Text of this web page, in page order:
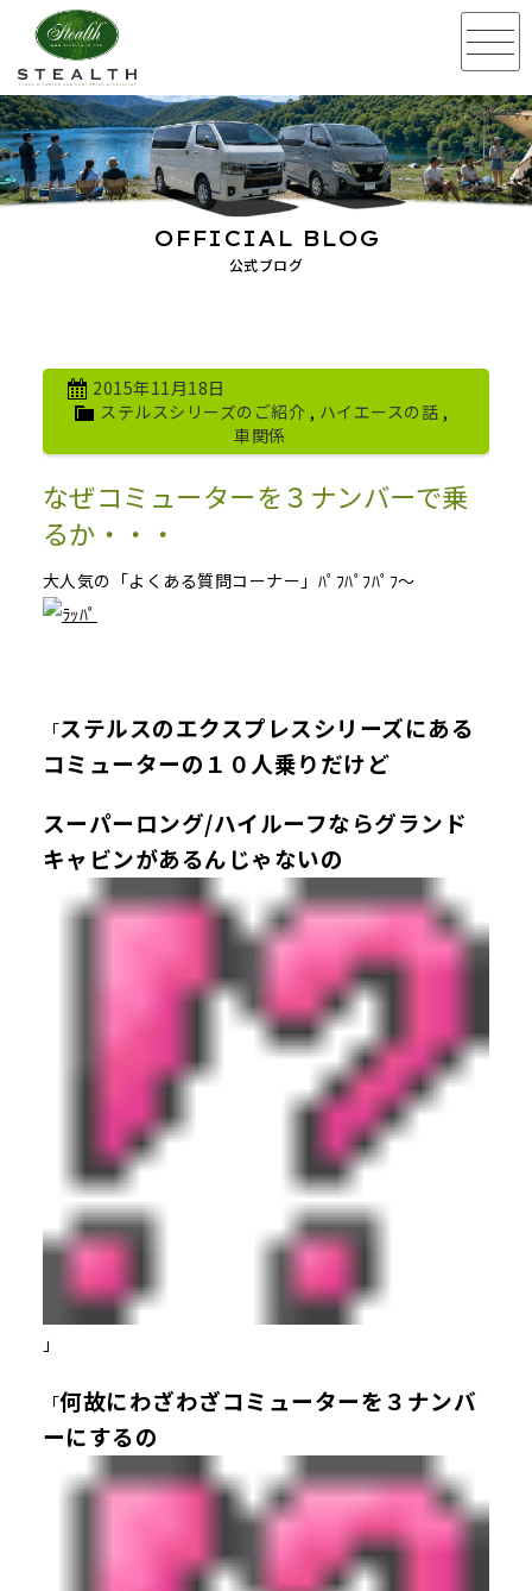
公式ブログ
OFFICIAL BLOG
2015年11月18日
ステルスシリーズのご紹介 , ハイエースの話 ,
車関係
なぜコミューターを３ナンバーで乗
るか・・・
大人気の「よくある質問コーナー」ﾊﾟﾌﾊﾟﾌﾊﾟﾌ～
「ステルスのエクスプレスシリーズにある
コミューターの１０人乗りだけど
スーパーロング/ハイルーフならグランド
キャビンがあるんじゃないの
」
「何故にわざわざコミューターを３ナンバ
ーにするの